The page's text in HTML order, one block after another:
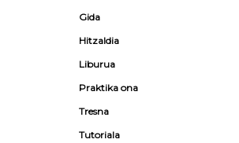
Gida
Hitzaldia
Liburua
Praktika ona
Tresna
Tutoriala